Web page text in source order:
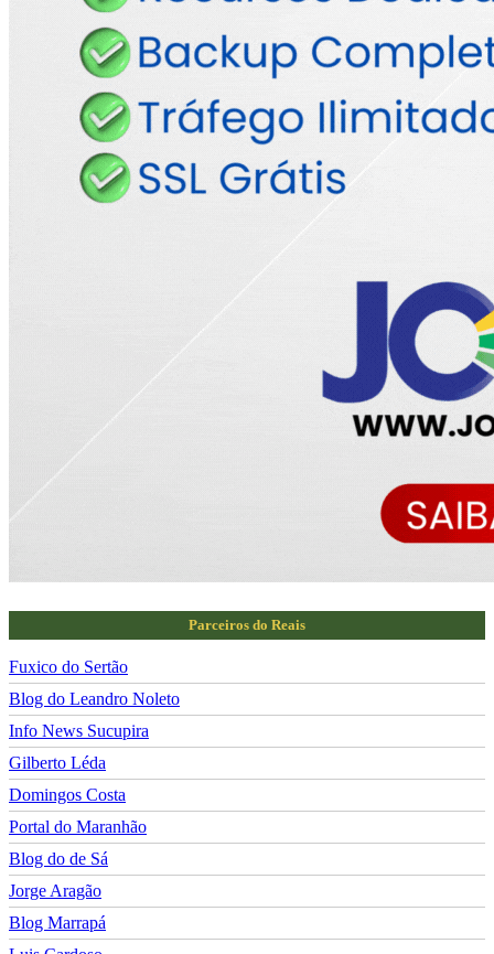
Parceiros do Reais
Fuxico do Sertão
Blog do Leandro Noleto
Info News Sucupira
Gilberto Léda
Domingos Costa
Portal do Maranhão
Blog do de Sá
Jorge Aragão
Blog Marrapá